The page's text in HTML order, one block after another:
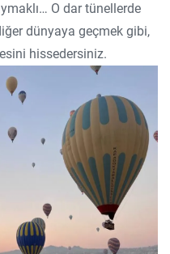
O dar tünellerde
dünyaya geçmek gibi,
hissedersiniz.